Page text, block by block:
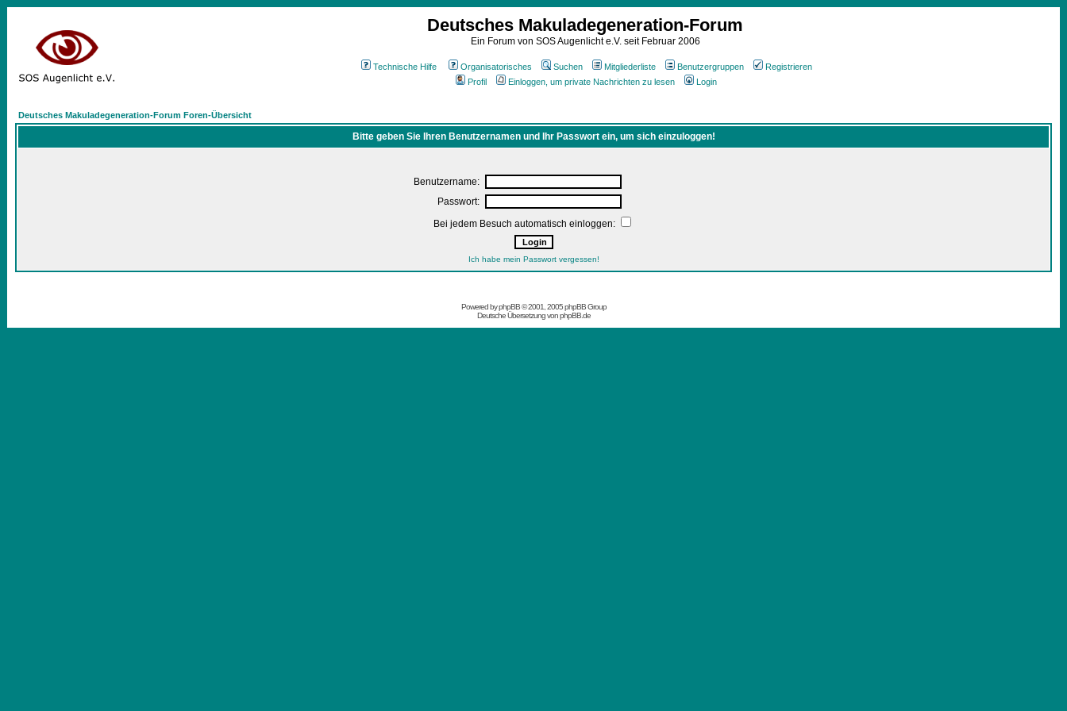
Deutsches Makuladegeneration-Forum
Ein Forum von SOS Augenlicht e.V. seit Februar 2006
Technische Hilfe Organisatorisches Suchen Mitgliederliste Benutzergruppen
Registrieren
Profil
Einloggen, um private Nachrichten zu lesen Login
Deutsches Makuladegeneration-Forum Foren-Übersicht
Bitte geben Sie Ihren Benutzernamen und Ihr Passwort ein, um sich einzuloggen!
Benutzername:
Passwort:
Bei jedem Besuch automatisch einloggen:
Ich habe mein Passwort vergessen!
Powered byphpBB© 2001, 2005 phpBB Group
Deutsche Übersetzung vonphpBB.de